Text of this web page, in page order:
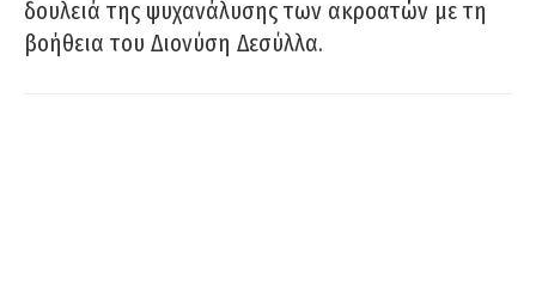
δουλειά της ψυχανάλυσης των ακροατών με τη
βοήθεια του Διονύση Δεσύλλα.